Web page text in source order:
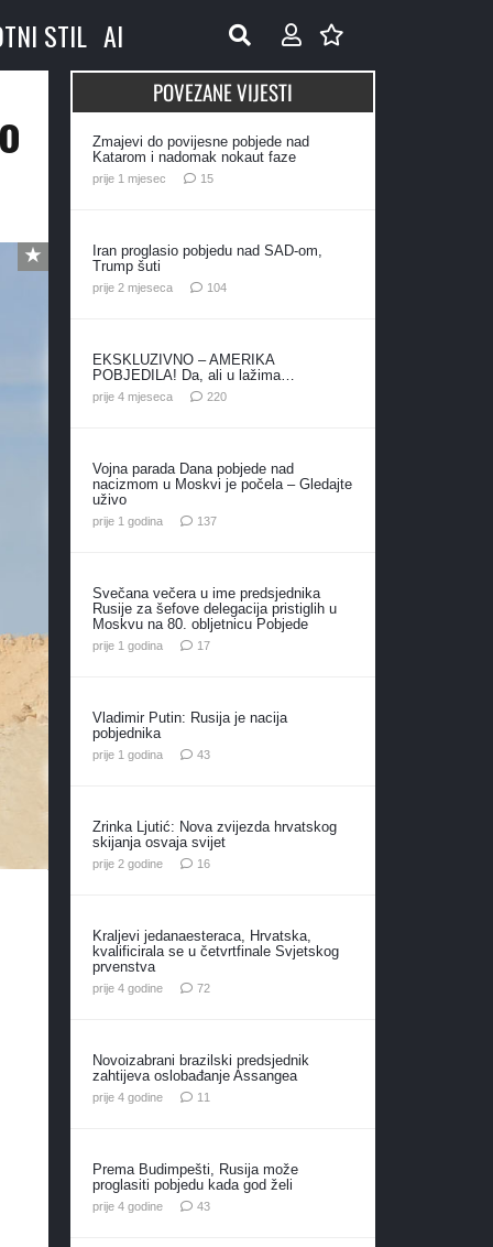
STIL AI
POVEZANE VIJESTI
Zmajevi do povijesne pobjede nad
Katarom i nadomak nokaut faze
prije 1 mjesec 15komentara
Iran proglasio pobjedu nad SAD-om,
Trump šuti
prije 2 mjeseca 104komentara
EKSKLUZIVNO – AMERIKA
POBJEDILA! Da, ali u lažima…
prije 4 mjeseca 220komentara
Vojna parada Dana pobjede nad
nacizmom u Moskvi je počela – Gledajte
uživo
prije 1 godina 137komentara
Svečana večera u ime predsjednika
Rusije za šefove delegacija pristiglih u
Moskvu na 80. obljetnicu Pobjede
prije 1 godina 17komentara
Vladimir Putin: Rusija je nacija
pobjednika
prije 1 godina 43komentara
Zrinka Ljutić: Nova zvijezda hrvatskog
skijanja osvaja svijet
prije 2 godine 16komentara
Kraljevi jedanaesteraca, Hrvatska,
kvalificirala se u četvrtfinale Svjetskog
prvenstva
prije 4 godine 72komentara
Novoizabrani brazilski predsjednik
zahtijeva oslobađanje Assangea
prije 4 godine 11
Prema Budimpešti, Rusija može
proglasiti pobjedu kada god želi
prije 4 godine 43komentara